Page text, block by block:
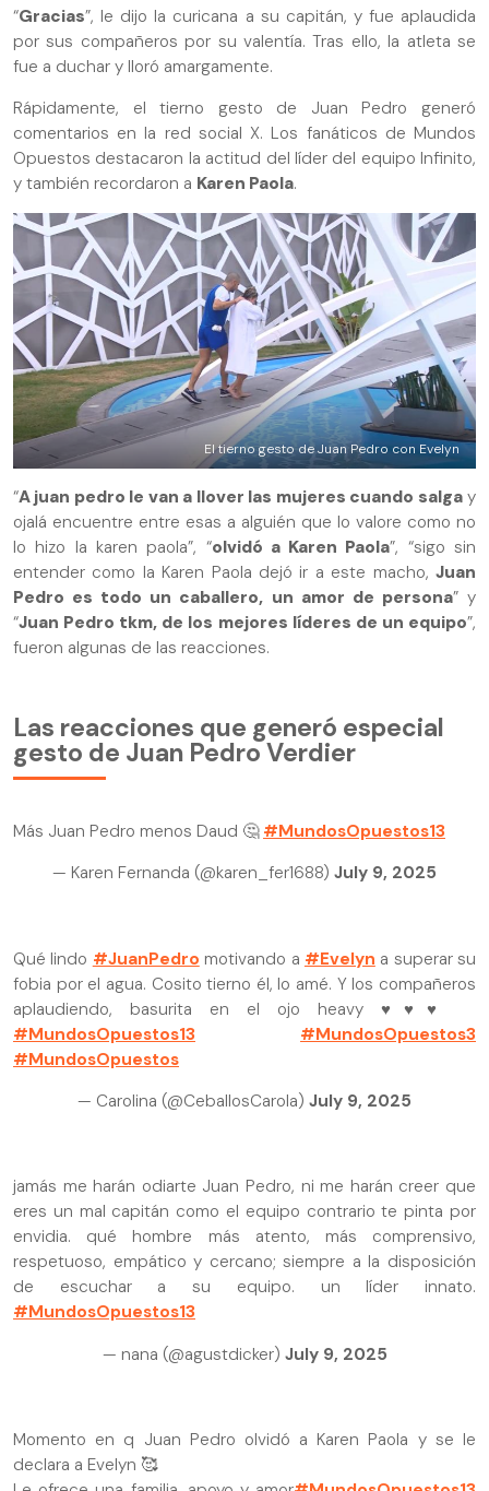
“Gracias”, le dijo la curicana a su capitán, y fue aplaudida
por sus compañeros por su valentía. Tras ello, la atleta se
fue a duchar y lloró amargamente.
Rápidamente, el tierno gesto de Juan Pedro generó
comentarios en la red social X. Los fanáticos de Mundos
Opuestos destacaron la actitud del líder del equipo Infinito,
y también recordaron a Karen Paola.
El tierno gesto de Juan Pedro con Evelyn
“A juan pedro le van a llover las mujeres cuando salgay
ojalá encuentre entre esas a alguién que lo valore como no
lo hizo la karen paola”, “olvidó a Karen Paola”, “sigo sin
entender como la Karen Paola dejó ir a este macho, Juan
Pedro es todo un caballero, un amor de persona” y
“Juan Pedro tkm, de los mejores líderes de un equipo”,
fueron algunas de las reacciones.
Las reacciones que generó especial
gesto de Juan Pedro Verdier
Más Juan Pedro menos Daud 🤔 #MundosOpuestos13
— Karen Fernanda (@karen_fer1688) July 9, 2025
Qué lindo #JuanPedro motivando a #Evelyn a superar su
fobia por el agua. Cosito tierno él, lo amé. Y los compañeros
aplaudiendo, basurita en el ojo heavy ♥️♥️♥️
#MundosOpuestos13
#MundosOpuestos3
#MundosOpuestos
— Carolina (@CeballosCarola) July 9, 2025
jamás me harán odiarte Juan Pedro, ni me harán creer que
eres un mal capitán como el equipo contrario te pinta por
envidia. qué hombre más atento, más comprensivo,
respetuoso, empático y cercano; siempre a la disposición
de escuchar a su equipo. un líder innato.
#MundosOpuestos13
— nana (@agustdicker) July 9, 2025
Momento en q Juan Pedro olvidó a Karen Paola y se le
declara a Evelyn 🥰